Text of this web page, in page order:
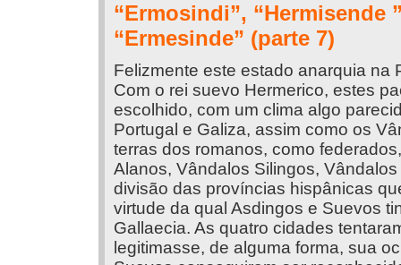
“Ermosindi”, “Hermisende
“Ermesinde” (parte 7)
Felizmente este estado anarquia
Com o rei suevo Hermerico, estes
escolhido, com um clima algo
Portugal e Galiza, assim como os
terras dos romanos, como
Alanos, Vândalos Silingos,
divisão das províncias hispânicas
virtude da qual Asdingos e Suevos
Gallaecia. As quatro cidades
legitimasse, de alguma forma, sua